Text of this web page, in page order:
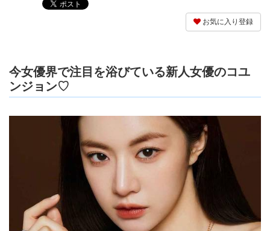
お気に入り登録
今女優界で注目を浴びている新人女優のコユ
ンジョン♡